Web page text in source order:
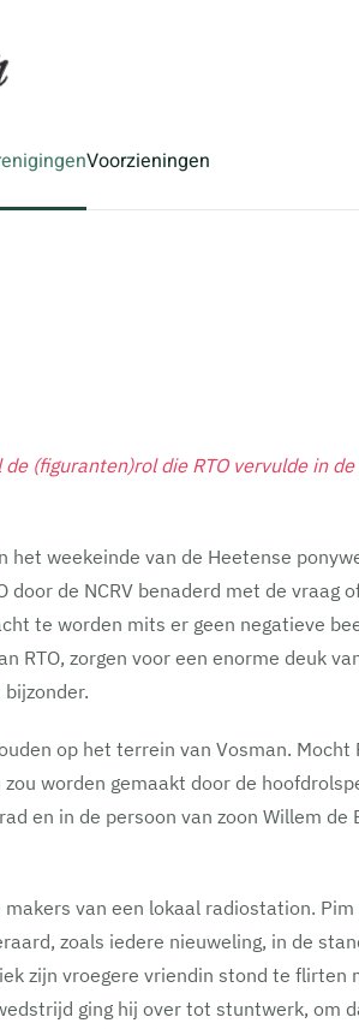
Voorzieningen
(figuranten)rol die RTO vervulde in de
weekeinde van de Heetense
de NCRV benaderd met de vraag
te worden mits er geen negatieve
RTO, zorgen voor een enorme deuk
op het terrein van Vosman. Mocht
worden gemaakt door de
en in de persoon van zoon Willem de
van een lokaal radiostation. Pim
zoals iedere nieuweling, in de
zijn vroegere vriendin stond te flirten
ging hij over tot stuntwerk, om